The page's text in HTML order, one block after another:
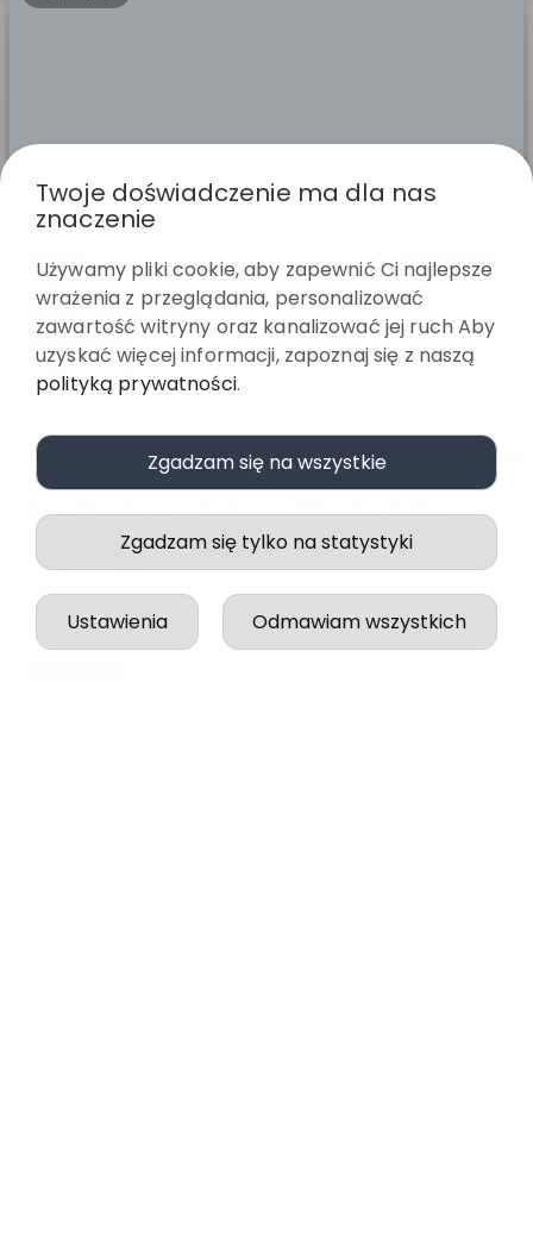
Paulina zweryfikowano
5
Piękne . Dobra jakość
0
0
Paulina
Wszystko odbyło się idealnie, zgodnie z zapowiedzią.
w tym tygodniu
0
0
Twoje doświadczenie ma dla nas
znaczenie
Używamy pliki cookie, aby zapewnić Ci najlepsze
wrażenia z przeglądania, personalizować
zawartość witryny oraz kanalizować jej ruch Aby
uzyskać więcej informacji, zapoznaj się z naszą
polityką prywatności.
Zgadzam się na wszystkie
Zgadzam się tylko na statystyki
Ustawienia Odmawiam wszystkich